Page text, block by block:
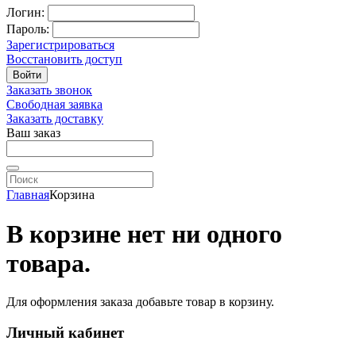
Логин:
Пароль:
Зарегистрироваться
Восстановить доступ
Войти
Заказать звонок
Свободная заявка
Заказать доставку
Ваш заказ
ГлавнаяКорзина
В корзине нет ни одного
товара.
Для оформления заказа добавьте товар в корзину.
Личный кабинет